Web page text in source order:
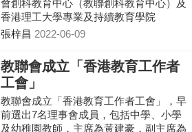
會創科教育中心（教聯創科教育中心）及
香港理工大學專業及持續教育學院
（PolyU CPCE）簽署合作備忘錄，共同
張梓昌 2022-06-09
教聯會成立「香港教育工作者
工會」
教聯會成立「香港教育工作者工會」，早
前選出7名理事會成員，包括中學、小學
及幼稚園教師，主席為黃建豪，副主席為